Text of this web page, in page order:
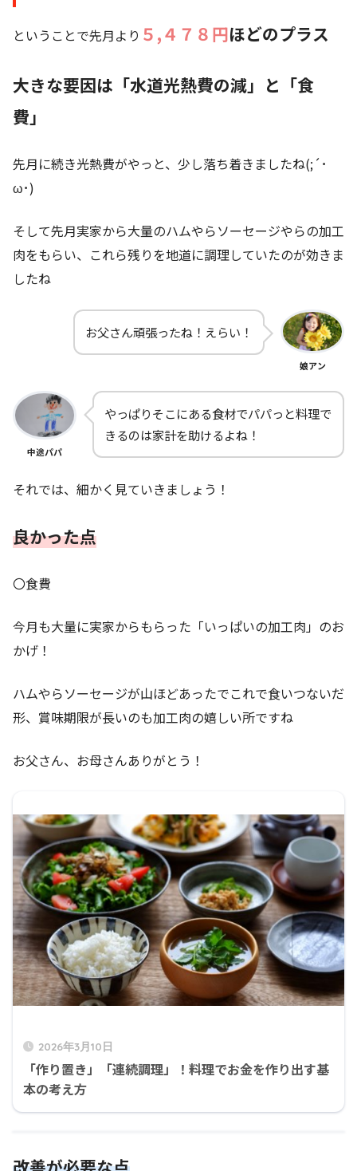
ということで先月より ５,４７８円ほどのプラス
大きな要因は「水道光熱費の減」と「食
費」
先月に続き光熱費がやっと、少し落ち着きましたね(;´･
ω･)
そして先月実家から大量のハムやらソーセージやらの加工
肉をもらい、これら残りを地道に調理していたのが効きま
したね
お父さん頑張ったね！えらい！
娘アン
中途パパ
やっぱりそこにある食材でパパっと料理で
きるのは家計を助けるよね！
それでは、細かく見ていきましょう！
良かった点
〇食費
今月も大量に実家からもらった「いっぱいの加工肉」のお
かげ！
ハムやらソーセージが山ほどあったでこれで食いつないだ
形、賞味期限が長いのも加工肉の嬉しい所ですね
お父さん、お母さんありがとう！
2026年3月10日
「作り置き」「連続調理」！料理でお金を作り出す基
本の考え方
改善が必要な点